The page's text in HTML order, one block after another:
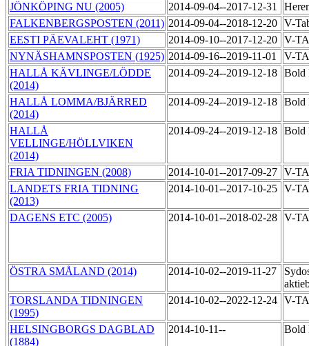
JÖNKÖPING NU (2005)
2014-09-04--2017-12-31
FALKENBERGSPOSTEN (2011) 2014-09-04--2018-12-20 V-
EESTI PÄEVALEHT (1971)
2014-09-10--2017-12-20 V-
NYNÄSHAMNSPOSTEN (1925) 2014-09-16--2019-11-01
V-
HALLÅ KÄVLINGE/LÖDDE
(2014)
2014-09-24--2019-12-18 Bold
HALLÅ LOMMA/BJÄRRED
(2014)
2014-09-24--2019-12-18 Bold
HALLÅ
VELLINGE/HÖLLVIKEN
(2014)
2014-09-24--2019-12-18 Bold
FRIA TIDNINGEN (2008) 2014-10-01--2017-09-27 V-
LANDETS FRIA TIDNING
(2013)
2014-10-01--2017-10-25 V-
DAGENS ETC (2005) 2014-10-01--2018-02-28 V-
ÖSTRA SMÅLAND (2014) 2014-10-02--2019-11-27
TORSLANDA TIDNINGEN
(1995)
2014-10-02--2022-12-24 V-
HELSINGBORGS DAGBLAD
(1884)
2014-10-11-- Bold